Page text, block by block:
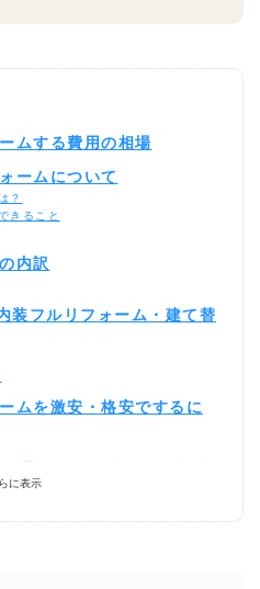
ムする費用の相場
ームについて
？
きること
内訳
装フルリフォーム・建て替
ムを激安・格安でするに
に表示